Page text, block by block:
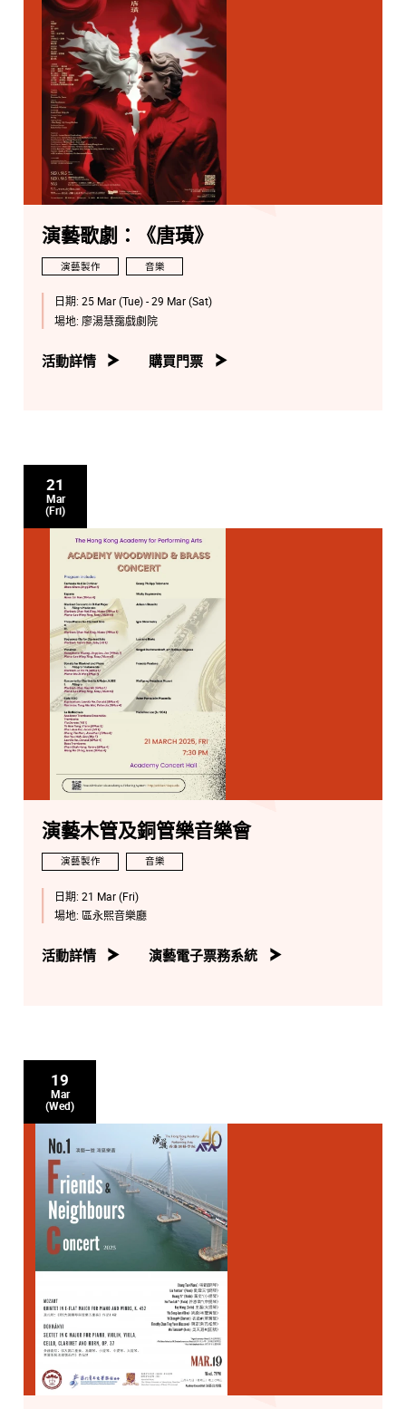
演藝歌劇：《唐璜》
演藝製作 音樂
日期: 25 Mar (Tue) - 29 Mar (Sat)
場地: 廖湯慧靄戲劇院
活動詳情 購買門票
21
Mar
(Fri)
演藝木管及銅管樂音樂會
演藝製作 音樂
日期: 21 Mar (Fri)
場地: 區永熙音樂廳
活動詳情 演藝電子票務系統
19
Mar
(Wed)